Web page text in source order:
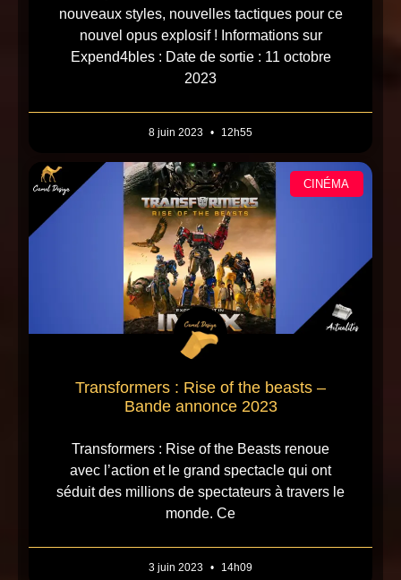
nouveaux styles, nouvelles tactiques pour ce
nouvel opus explosif ! Informations sur
Expend4bles : Date de sortie : 11 octobre
2023
8 juin 2023 12h55
CINÉMA
Transformers : Rise of the beasts –
Bande annonce 2023
Transformers : Rise of the Beasts renoue
avec l’action et le grand spectacle qui ont
séduit des millions de spectateurs à travers le
monde. Ce
3 juin 2023 14h09